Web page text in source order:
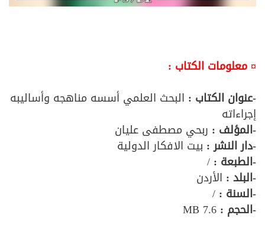
¤ معلومات الكتاب :
-عنوان الكتاب : البحث العلمي أسسه مناهجه وأساليبه
إجراءاته
-المؤلف : ربحي مصطفى عليان
-دار النشر : بيت الافكار الدولية
-الطبعة : /
-البلد : الأردن
-السنة : /
-الحجم :